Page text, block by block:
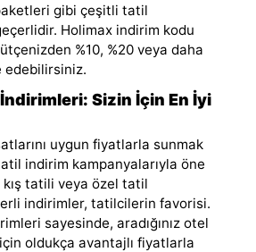
gibi çeşitli tatil
Holimax indirim kodu
%10, %20 veya daha
edebilirsiniz.
Sizin İçin En İyi
uygun fiyatlarla sunmak
indirim kampanyalarıyla öne
kış tatili veya özel tatil
indirimler, tatilcilerin favorisi.
sayesinde, aradığınız otel
oldukça avantajlı fiyatlarla